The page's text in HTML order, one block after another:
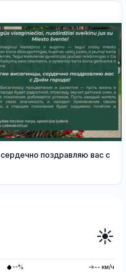
поздравляю вас с
☀️
--% -- км/ч